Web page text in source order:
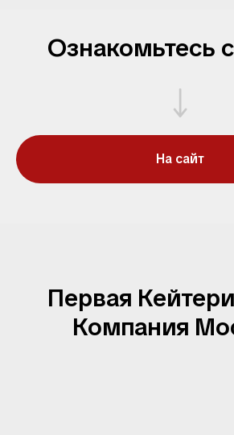
Ознакомьтесь
На сайт
Первая
Компания